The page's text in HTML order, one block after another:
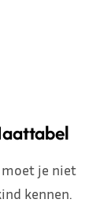
moet je niet
kennen.